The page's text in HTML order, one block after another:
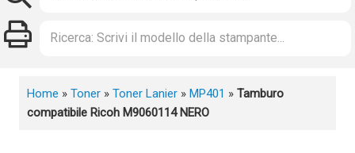
Home » Toner » Toner Lanier » MP401 » Tamburo
compatibile Ricoh M9060114 NERO